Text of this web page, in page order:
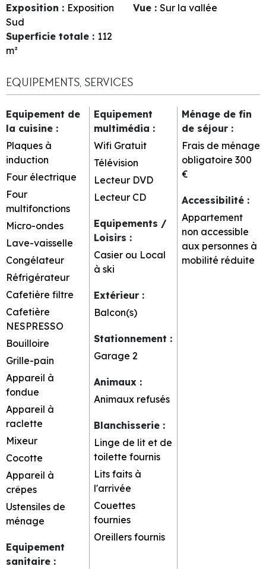
Exposition : Exposition
Sud
Vue : Sur la vallée
Superficie totale : 112
m²
EQUIPEMENTS, SERVICES
Equipement de
la cuisine :
Plaques à
induction
Four électrique
Four
multifonctions
Micro-ondes
Lave-vaisselle
Congélateur
Réfrigérateur
Cafetière filtre
Cafetière
NESPRESSO
Bouilloire
Grille-pain
Appareil à
fondue
Appareil à
raclette
Mixeur
Cocotte
Appareil à
crêpes
Ustensiles de
ménage
Equipement
sanitaire :
Equipement
multimédia :
Wifi Gratuit
Télévision
Lecteur DVD
Lecteur CD
Equipements /
Loisirs :
Casier ou Local
à ski
Extérieur :
Balcon(s)
Stationnement :
Garage 2
Animaux :
Animaux refusés
Blanchisserie :
Linge de lit et de
toilette fournis
Lits faits à
l'arrivée
Couettes
fournies
Oreillers fournis
Ménage de fin
de séjour :
Frais de ménage
obligatoire 300
€
Accessibilité :
Appartement
non accessible
aux personnes à
mobilité réduite